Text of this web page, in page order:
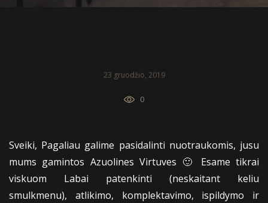
23 gruodžio, 2019
0
Sveiki, Pagaliau galime pasidalinti nuotraukomis, jusu
mums gamintos Azuolines Virtuves 🙂 Esame tikrai
viskuom Labai patenkinti (neskaitant keliu
smulkmenu), atlikimo, komplektavimo, ispildymo ir